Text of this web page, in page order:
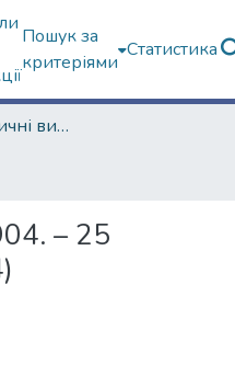
Пошук за
критеріями
Статистика
Харківські періодичні видання
– 25